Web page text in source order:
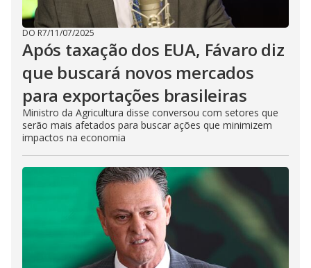
DO R7/11/07/2025
Após taxação dos EUA, Fávaro diz
que buscará novos mercados
para exportações brasileiras
Ministro da Agricultura disse conversou com setores que
serão mais afetados para buscar ações que minimizem
impactos na economia